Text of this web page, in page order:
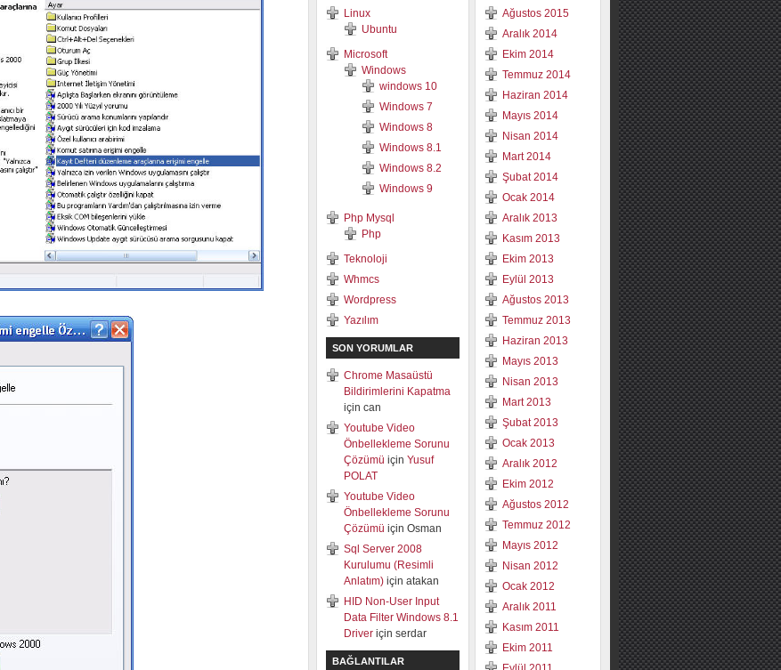
Linux
Ubuntu
Microsoft
Windows
windows 10
Windows 7
Windows 8
Windows 8.1
Windows 8.2
Windows 9
Php Mysql
Php
Teknoloji
Whmcs
Wordpress
Yazılım
SON YORUMLAR
Chrome Masaüstü
Bildirimlerini Kapatma
için can
Youtube Video
Önbellekleme Sorunu
Çözümü için Yusuf
POLAT
Youtube Video
Önbellekleme Sorunu
Çözümü için Osman
Sql Server 2008
Kurulumu (Resimli
Anlatım) için atakan
HID Non-User Input
Data Filter Windows 8.1
Driver için serdar
BAĞLANTILAR
Ağustos 2015
Aralık 2014
Ekim 2014
Temmuz 2014
Haziran 2014
Mayıs 2014
Nisan 2014
Mart 2014
Şubat 2014
Ocak 2014
Aralık 2013
Kasım 2013
Ekim 2013
Eylül 2013
Ağustos 2013
Temmuz 2013
Haziran 2013
Mayıs 2013
Nisan 2013
Mart 2013
Şubat 2013
Ocak 2013
Aralık 2012
Ekim 2012
Ağustos 2012
Temmuz 2012
Mayıs 2012
Nisan 2012
Ocak 2012
Aralık 2011
Kasım 2011
Ekim 2011